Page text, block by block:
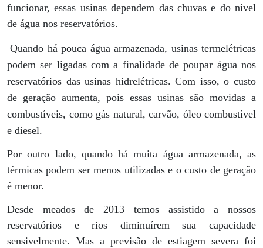
funcionar, essas usinas dependem das chuvas e do nível
de água nos reservatórios.
Quando há pouca água armazenada, usinas termelétricas
podem ser ligadas com a finalidade de poupar água nos
reservatórios das usinas hidrelétricas. Com isso, o custo
de geração aumenta, pois essas usinas são movidas a
combustíveis, como gás natural, carvão, óleo combustível
e diesel.
Por outro lado, quando há muita água armazenada, as
térmicas podem ser menos utilizadas e o custo de geração
é menor.
Desde meados de 2013 temos assistido a nossos
reservatórios e rios diminuírem sua capacidade
sensivelmente. Mas a previsão de estiagem severa foi